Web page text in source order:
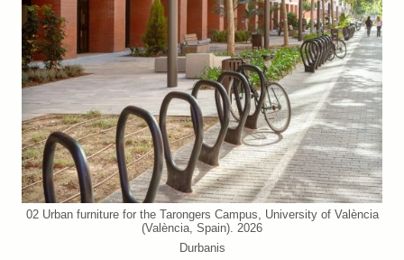
02 Urban furniture for the Tarongers Campus, University of València
(València, Spain). 2026
Durbanis